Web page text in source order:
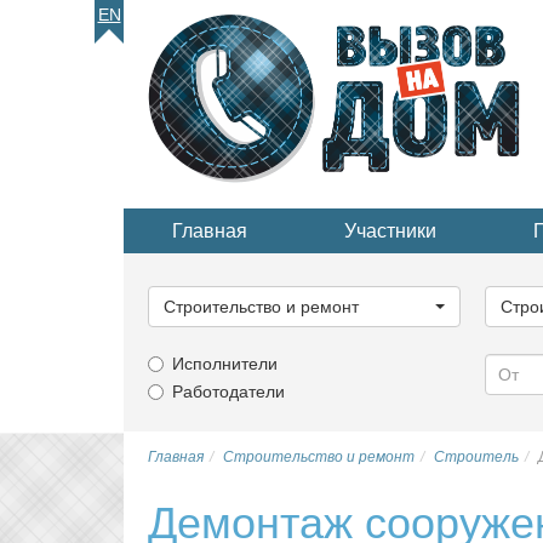
EN
Главная Участники
категорию...
Строительство и ремонт
Исполнители
Работодатели
Главная Строительство и ремонт Строитель
Демонтаж